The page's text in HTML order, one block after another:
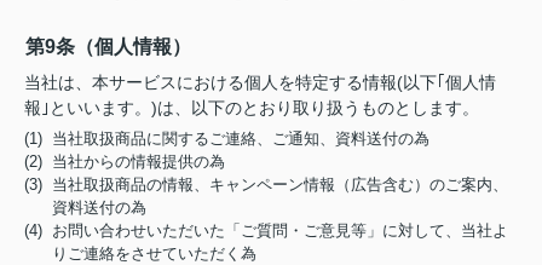
第9条（個人情報）
当社は、本サービスにおける個人を特定する情報(以下｢個人情
報｣といいます。)は、以下のとおり取り扱うものとします。
(1) 当社取扱商品に関するご連絡、ご通知、資料送付の為
(2) 当社からの情報提供の為
(3) 当社取扱商品の情報、キャンペーン情報（広告含む）のご案内、
資料送付の為
(4) お問い合わせいただいた「ご質問・ご意見等」に対して、当社よ
りご連絡をさせていただく為